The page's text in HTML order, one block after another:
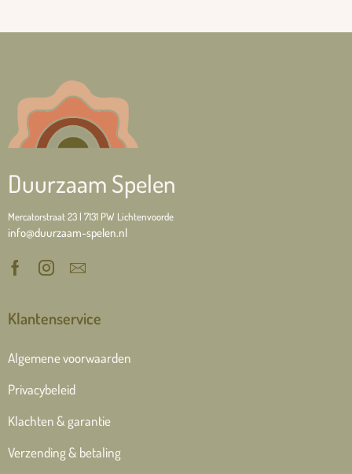
Duurzaam Spelen
Mercatorstraat 23 | 7131 PW Lichtenvoorde
info@duurzaam-spelen.nl
Klantenservice
Algemene voorwaarden
Privacybeleid
Klachten & garantie
Verzending & betaling